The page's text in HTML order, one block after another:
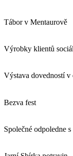
Tábor v Mentaurově
Výrobky klientů
Výstava dovedností v
Bezva fest
Společné odpoledne